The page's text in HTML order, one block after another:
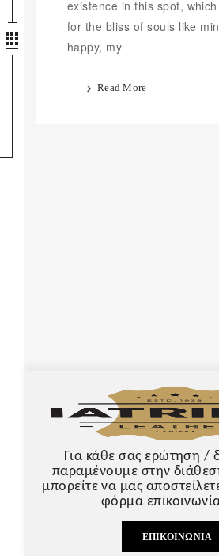
existence in this spot,
for the bliss of souls like
happy, my
Read More
Για κάθε σας ερώτηση /
παραμένουμε στην
μπορείτε να μας
φόρμα
ΕΠΙΚΟΙΝΩΝΊΑ